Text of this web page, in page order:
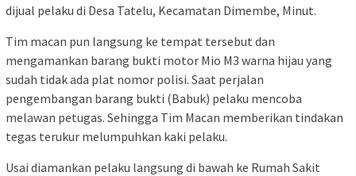
dijual pelaku di Desa Tatelu, Kecamatan Dimembe, Minut.
Tim macan pun langsung ke tempat tersebut dan
mengamankan barang bukti motor Mio M3 warna hijau yang
sudah tidak ada plat nomor polisi. Saat perjalan
pengembangan barang bukti (Babuk) pelaku mencoba
melawan petugas. Sehingga Tim Macan memberikan tindakan
tegas terukur melumpuhkan kaki pelaku.
Usai diamankan pelaku langsung di bawah ke Rumah Sakit